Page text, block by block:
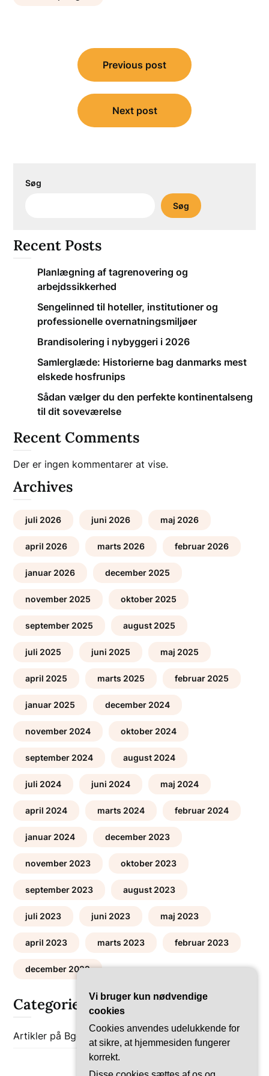
Indlægsnavigation
Previous post
Next post
Søg
Søg
Recent Posts
Planlægning af tagrenovering og
arbejdssikkerhed
Sengelinned til hoteller, institutioner og
professionelle overnatningsmiljøer
Brandisolering i nybyggeri i 2026
Samlerglæde: Historierne bag danmarks mest
elskede hosfrunips
Sådan vælger du den perfekte kontinentalseng
til dit soveværelse
Recent Comments
Der er ingen kommentarer at vise.
Archives
juli 2026 juni 2026 maj 2026
april 2026 marts 2026 februar 2026
januar 2026 december 2025
november 2025 oktober 2025
september 2025 august 2025
juli 2025 juni 2025 maj 2025
april 2025 marts 2025 februar 2025
januar 2025 december 2024
november 2024 oktober 2024
september 2024 august 2024
juli 2024 juni 2024 maj 2024
april 2024 marts 2024 februar 2024
januar 2024 december 2023
november 2023 oktober 2023
september 2023 august 2023
juli 2023 juni 2023 maj 2023
april 2023 marts 2023 februar 2023
december 2022
Categories
Artikler på Bgob Bolig-Guides
Vi bruger kun nødvendige
cookies
Cookies anvendes udelukkende for
at sikre, at hjemmesiden fungerer
korrekt.